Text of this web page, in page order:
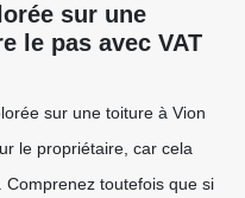
sur une
le pas avec VAT
sur une toiture à Vion
le propriétaire, car cela
Comprenez toutefois que si